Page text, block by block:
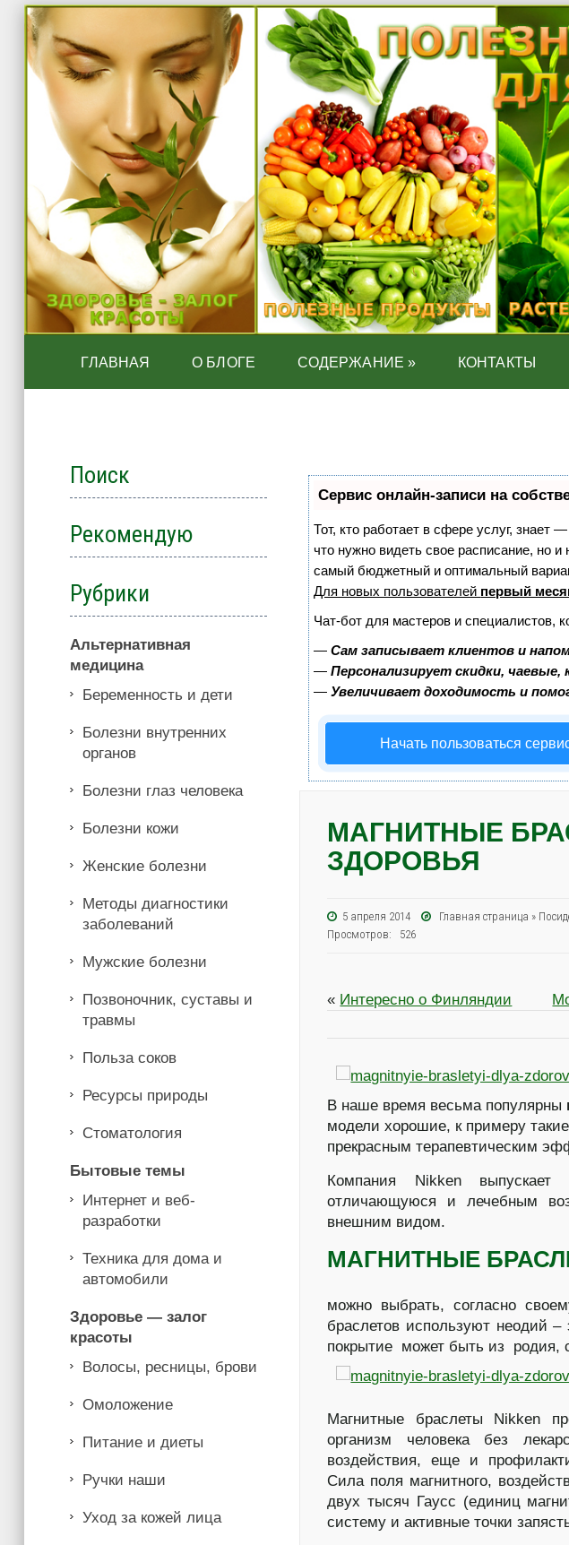
ГЛАВНАЯ О БЛОГЕ СОДЕРЖАНИЕ » КОНТАКТЫ
Сервис онлайн-записи на
Тот, кто работает в сфере услуг, знает
что нужно видеть свое расписание, но
самый бюджетный и оптимальный
Для новых пользователей первый
Чат-бот для мастеров и специалистов,
—Сам записывает клиентов и
—Персонализирует скидки,
—Увеличивает доходимость и
Начать пользоваться
МАГНИТНЫЕ
ЗДОРОВЬЯ
5 апреля 2014 Главная страница »
Просмотров: 526
« Интересно о Финляндии
В наше время весьма популярны
модели хорошие, к примеру
прекрасным терапевтическим
Компания Nikken выпускает
отличающуюся и лечебным
внешним видом.
МАГНИТНЫЕ
можно выбрать, согласно
браслетов используют неодий –
покрытие может быть из родия,
Магнитные браслеты Nikken
организм человека без
воздействия, еще и
Сила поля магнитного,
двух тысяч Гаусс (единиц
систему и активные точки
Поиск
Рекомендую
Рубрики
Альтернативная
медицина
Беременность и дети
Болезни внутренних
органов
Болезни глаз человека
Болезни кожи
Женские болезни
Методы диагностики
заболеваний
Мужские болезни
Позвоночник, суставы и
травмы
Польза соков
Ресурсы природы
Стоматология
Бытовые темы
Интернет и веб-
разработки
Техника для дома и
автомобили
Здоровье — залог
красоты
Волосы, ресницы, брови
Омоложение
Питание и диеты
Ручки наши
Уход за кожей лица